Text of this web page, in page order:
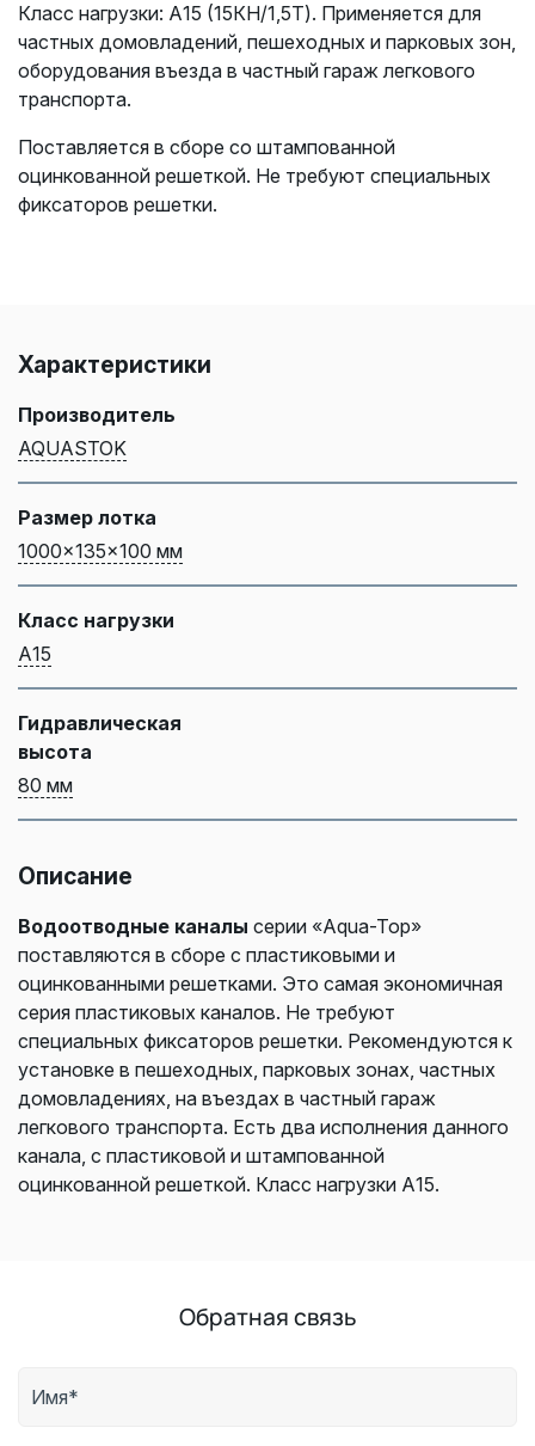
Класс нагрузки: А15 (15КН/1,5Т). Применяется для
частных домовладений, пешеходных и парковых зон,
оборудования въезда в частный гараж легкового
транспорта.
Поставляется в сборе со штампованной
оцинкованной решеткой. Не требуют специальных
фиксаторов решетки.
Характеристики
Производитель
AQUASTOK
Размер лотка
1000x135x100 мм
Класс нагрузки
А15
Гидравлическая
высота
80 мм
Описание
Водоотводные каналы серии «Aqua-Top»
поставляются в сборе с пластиковыми и
оцинкованными решетками. Это самая экономичная
серия пластиковых каналов. Не требуют
специальных фиксаторов решетки. Рекомендуются к
установке в пешеходных, парковых зонах, частных
домовладениях, на въездах в частный гараж
легкового транспорта. Есть два исполнения данного
канала, с пластиковой и штампованной
оцинкованной решеткой. Класс нагрузки А15.
Обратная связь